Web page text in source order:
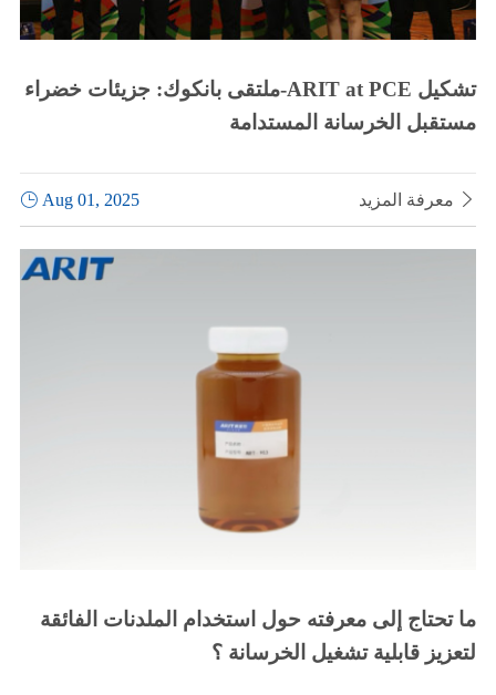
ملتقى بانكوك: جزيئات خضراء-ARIT at PCE تشكيل
مستقبل الخرسانة المستدامة
Aug 01, 2025 
ما تحتاج إلى معرفته حول استخدام الملدنات الفائقة
لتعزيز قابلية تشغيل الخرسانة ؟